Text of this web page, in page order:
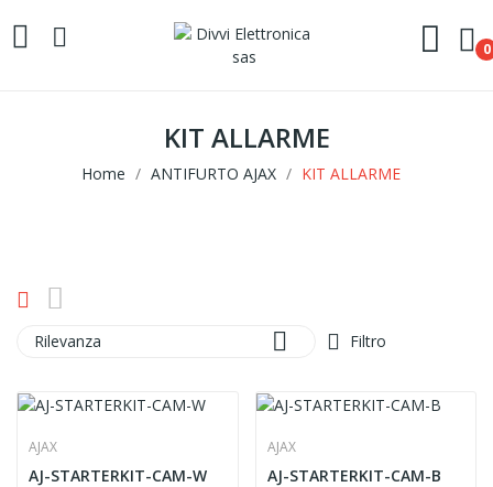
0
KIT ALLARME
Home ANTIFURTO AJAX KIT ALLARME
Rilevanza  Filtro
AJAX
AJ-STARTERKIT-CAM-W
AJAX
AJ-STARTERKIT-CAM-B